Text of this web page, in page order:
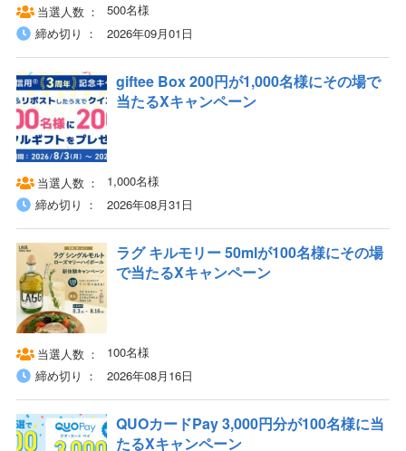
当選人数
500名様
締め切り
2026年09月01日
giftee Box 200円が1,000名様にその場で
当たるXキャンペーン
当選人数
1,000名様
締め切り
2026年08月31日
ラグ キルモリー 50mlが100名様にその場
で当たるXキャンペーン
当選人数
100名様
締め切り
2026年08月16日
QUOカードPay 3,000円分が100名様に当
たるXキャンペーン